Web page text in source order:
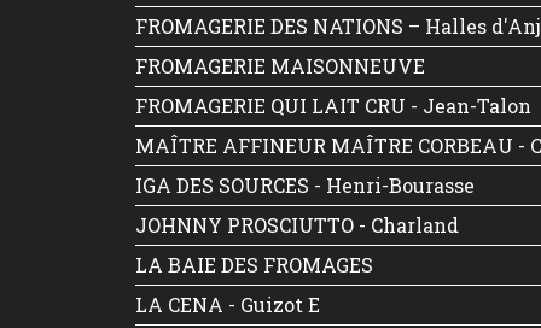
FROMAGERIE DES NATIONS – Halles
FROMAGERIE MAISONNEUVE
FROMAGERIE QUI LAIT CRU - Jean-Talon
MAÎTRE AFFINEUR MAÎTRE CORBEAU -
IGA DES SOURCES - Henri-Bourasse
JOHNNY PROSCIUTTO - Charland
LA BAIE DES FROMAGES
LA CENA - Guizot E